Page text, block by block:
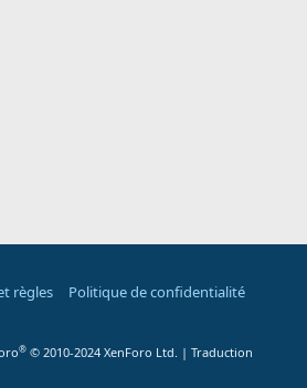
règles
Politique de confidentialité
® © 2010-2024 XenForo Ltd. | Traduction